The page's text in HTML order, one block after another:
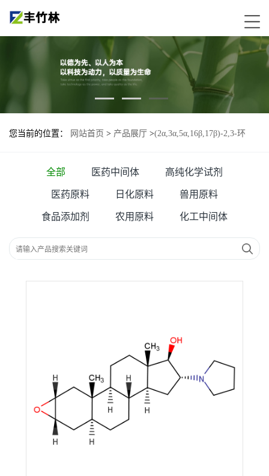
您当前的位置： 网站首页 > 产品展厅 >(2α,3α,5α,16β,17β)-2,3-环
全部 医药中间体 高纯化学试剂
医药原料 日化原料 兽用原料
食品添加剂 农用原料 化工中间体